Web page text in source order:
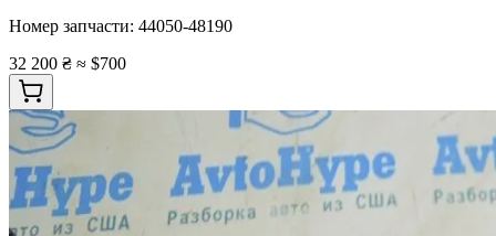
Номер запчасти: 44050-48190
32 200 ₴ ≈ $700